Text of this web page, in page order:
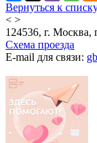
Вернуться к
< >
124536, г. Москва,
Схема проезда
E-mail для связи: